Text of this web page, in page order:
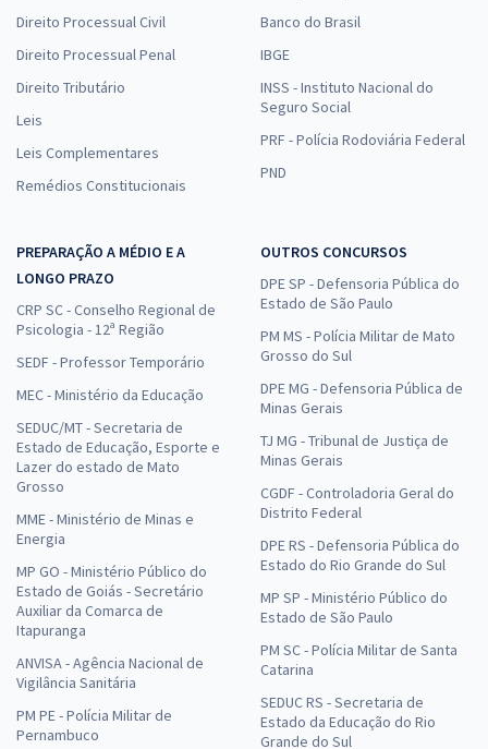
Direito Processual Civil
Direito Processual Penal
Direito Tributário
Leis
Leis Complementares
Remédios Constitucionais
Banco do Brasil
IBGE
INSS - Instituto Nacional do
Seguro Social
PRF - Polícia Rodoviária Federal
PND
PREPARAÇÃO A MÉDIO E A
LONGO PRAZO
CRP SC - Conselho Regional de
Psicologia - 12ª Região
SEDF - Professor Temporário
MEC - Ministério da Educação
SEDUC/MT - Secretaria de
Estado de Educação, Esporte e
Lazer do estado de Mato
Grosso
MME - Ministério de Minas e
Energia
MP GO - Ministério Público do
Estado de Goiás - Secretário
Auxiliar da Comarca de
Itapuranga
ANVISA - Agência Nacional de
Vigilância Sanitária
PM PE - Polícia Militar de
Pernambuco
OUTROS CONCURSOS
DPE SP - Defensoria Pública do
Estado de São Paulo
PM MS - Polícia Militar de Mato
Grosso do Sul
DPE MG - Defensoria Pública de
Minas Gerais
TJ MG - Tribunal de Justiça de
Minas Gerais
CGDF - Controladoria Geral do
Distrito Federal
DPE RS - Defensoria Pública do
Estado do Rio Grande do Sul
MP SP - Ministério Público do
Estado de São Paulo
PM SC - Polícia Militar de Santa
Catarina
SEDUC RS - Secretaria de
Estado da Educação do Rio
Grande do Sul